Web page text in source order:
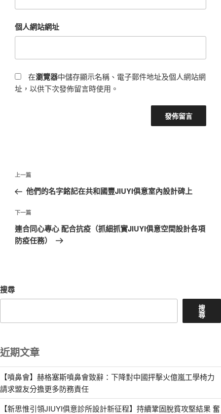
個人網站網址
在瀏覽器中儲存顯示名稱、電子郵件地址及個人網站網
址，以供下次發佈留言時使用。
文
導
覽
上
一
文
章
上一篇
他們的名字銘記在共和國豐JIUYI俱意室內設計碑上
下
一
篇
下一篇
連合同心專心 配合抗疫（抓細抓實JIUYI俱意空間設計各項
防疫任務）
搜尋
搜
尋
近期文章
【噴鼻會】赫格塞斯噴鼻會致辭：下降對中國抨擊火億嵐工學椅力
請求盟友分擔更多防務責任
【新思惟引領JIUYI俱意診所設計新征程】持續鞏固脫貧攻堅結果 奮